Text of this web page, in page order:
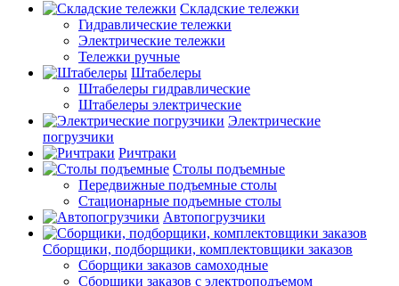
Складские тележки
Гидравлические тележки
Электрические тележки
Тележки ручные
Штабелеры
Штабелеры гидравлические
Штабелеры электрические
Электрические
погрузчики
Ричтраки
Столы подъемные
Передвижные подъемные столы
Стационарные подъемные столы
Автопогрузчики
Сборщики, подборщики, комплектовщики заказов
Сборщики заказов самоходные
Сборщики заказов с электроподъемом